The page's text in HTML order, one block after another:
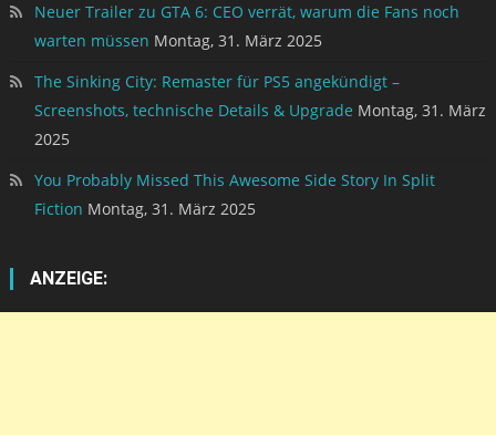
Neuer Trailer zu GTA 6: CEO verrät, warum die Fans noch
warten müssen Montag, 31. März 2025
The Sinking City: Remaster für PS5 angekündigt –
Screenshots, technische Details & Upgrade Montag, 31. März
2025
You Probably Missed This Awesome Side Story In Split
Fiction Montag, 31. März 2025
ANZEIGE: